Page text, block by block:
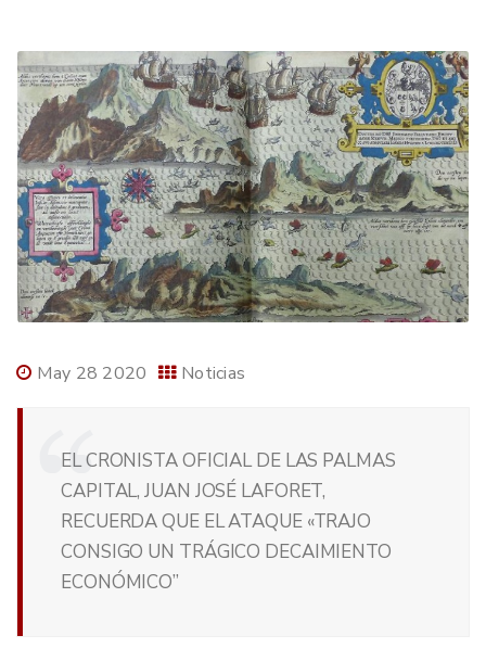
May 28 2020 Noticias
EL CRONISTA OFICIAL DE LAS PALMAS
CAPITAL, JUAN JOSÉ LAFORET,
RECUERDA QUE EL ATAQUE «TRAJO
CONSIGO UN TRÁGICO DECAIMIENTO
ECONÓMICO”